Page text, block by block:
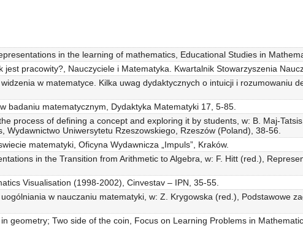
in the learning of mathematics, Educational Studies in
pracowity?, Nauczyciele i Matematyka. Kwartalnik Stowarzyszenia
w matematyce. Kilka uwag dydaktycznych o intuicji i rozumowaniu
badaniu matematycznym, Dydaktyka Matematyki 17, 5-85.
process of defining a concept and exploring it by students, w: B. Maj-
Wydawnictwo Uniwersytetu Rzeszowskiego, Rzeszów (Poland), 38-56.
matematyki, Oficyna Wydawnicza „Impuls”, Kraków.
in the Transition from Arithmetic to Algebra, w: F. Hitt (red.),
Visualisation (1998-2002), Cinvestav – IPN, 35-55.
w nauczaniu matematyki, w: Z. Krygowska (red.), Podstawowe
geometry; Two side of the coin, Focus on Learning Problems in